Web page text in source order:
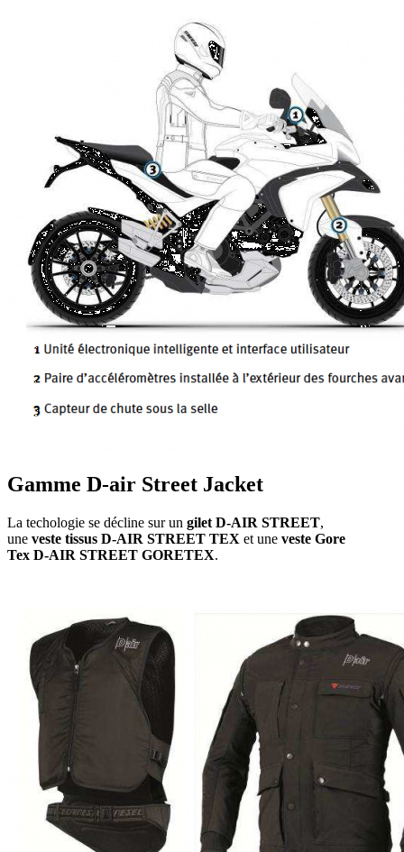
Gamme D-air Street Jacket
La techologie se décline sur un gilet D-AIR STREET,
une veste tissus D-AIR STREET TEX et une veste Gore
Tex D-AIR STREET GORETEX.